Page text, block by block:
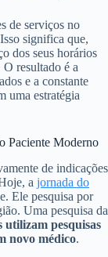
de serviços no
significa que,
dos seus horários
O resultado é a
e a constante
uma estratégia
Paciente Moderno
de indicações
a jornada do
Ele pesquisa por
Uma pesquisa da
utilizam pesquisas
novo médico.